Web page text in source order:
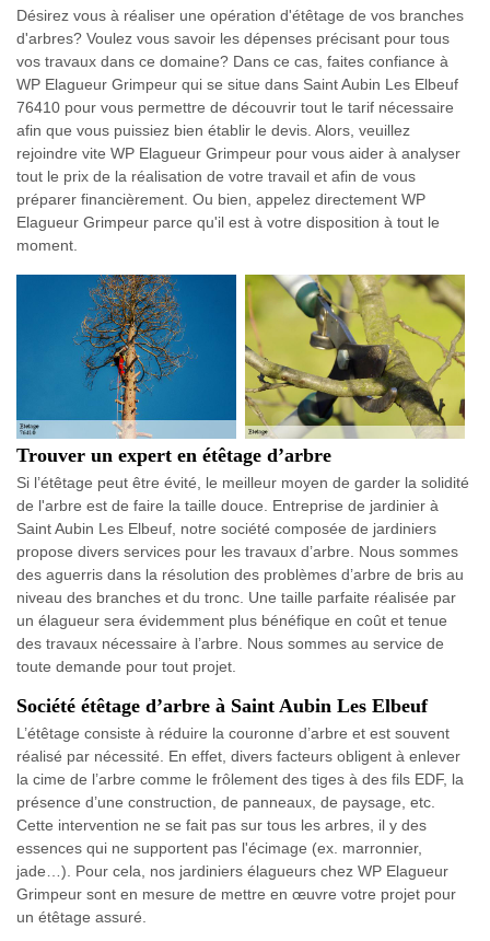
Désirez vous à réaliser une opération d'étêtage de vos branches
d'arbres? Voulez vous savoir les dépenses précisant pour tous
vos travaux dans ce domaine? Dans ce cas, faites confiance à
WP Elagueur Grimpeur qui se situe dans Saint Aubin Les Elbeuf
76410 pour vous permettre de découvrir tout le tarif nécessaire
afin que vous puissiez bien établir le devis. Alors, veuillez
rejoindre vite WP Elagueur Grimpeur pour vous aider à analyser
tout le prix de la réalisation de votre travail et afin de vous
préparer financièrement. Ou bien, appelez directement WP
Elagueur Grimpeur parce qu'il est à votre disposition à tout le
moment.
Trouver un expert en étêtage d’arbre
Si l’étêtage peut être évité, le meilleur moyen de garder la solidité
de l'arbre est de faire la taille douce. Entreprise de jardinier à
Saint Aubin Les Elbeuf, notre société composée de jardiniers
propose divers services pour les travaux d’arbre. Nous sommes
des aguerris dans la résolution des problèmes d’arbre de bris au
niveau des branches et du tronc. Une taille parfaite réalisée par
un élagueur sera évidemment plus bénéfique en coût et tenue
des travaux nécessaire à l’arbre. Nous sommes au service de
toute demande pour tout projet.
Société étêtage d’arbre à Saint Aubin Les Elbeuf
L’étêtage consiste à réduire la couronne d’arbre et est souvent
réalisé par nécessité. En effet, divers facteurs obligent à enlever
la cime de l’arbre comme le frôlement des tiges à des fils EDF, la
présence d’une construction, de panneaux, de paysage, etc.
Cette intervention ne se fait pas sur tous les arbres, il y des
essences qui ne supportent pas l'écimage (ex. marronnier,
jade…). Pour cela, nos jardiniers élagueurs chez WP Elagueur
Grimpeur sont en mesure de mettre en œuvre votre projet pour
un étêtage assuré.